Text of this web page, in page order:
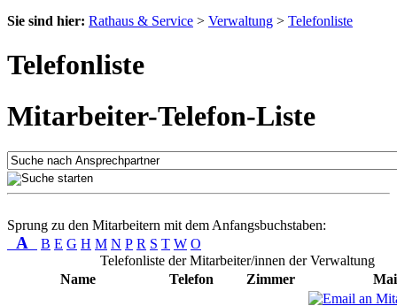
Sie sind hier: Rathaus & Service > Verwaltung > Telefonliste
Telefonliste
Mitarbeiter-Telefon-Liste
Sprung zu den Mitarbeitern mit dem Anfangsbuchstaben:
A B E G H M N P R S T W O
Telefonliste der Mitarbeiter/innen der Verwaltung
Name
Telefon Zimmer